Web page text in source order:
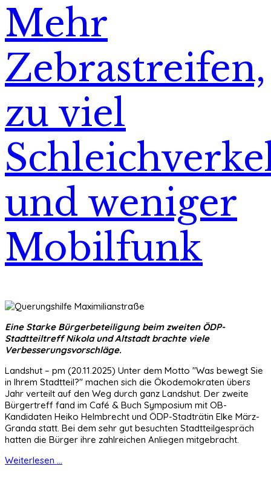
Mehr
Zebrastreifen,
zu viel
und weniger
Mobilfunk
Eine Starke Bürgerbeteiligung beim zweiten ÖDP-
Stadtteiltreff Nikola und Altstadt brachte viele
Verbesserungsvorschläge.
Landshut – pm (20.11.2025) Unter dem Motto "Was bewegt Sie
in Ihrem Stadtteil?" machen sich die Ökodemokraten übers
Jahr verteilt auf den Weg durch ganz Landshut. Der zweite
Bürgertreff fand im Café & Buch Symposium mit OB-
Kandidaten Heiko Helmbrecht und ÖDP-Stadträtin Elke März-
Granda statt. Bei dem sehr gut besuchten Stadtteilgespräch
hatten die Bürger ihre zahlreichen Anliegen mitgebracht.
Weiterlesen ...